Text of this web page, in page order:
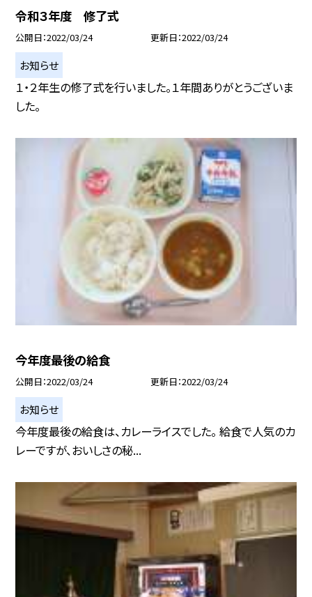
令和３年度 修了式
公開日 2022/03/24 更新日 2022/03/24
お知らせ
１・２年生の修了式を行いました。１年間ありがとうございま
した。
今年度最後の給食
公開日 2022/03/24 更新日 2022/03/24
お知らせ
今年度最後の給食は、カレーライスでした。 給食で人気のカ
レーですが、おいしさの秘...